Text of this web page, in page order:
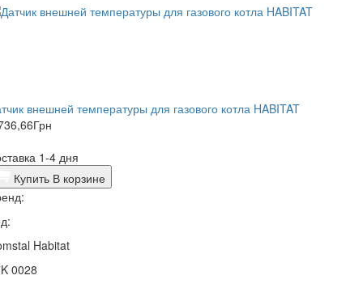
внешней температуры для газового котла HABITAT
Грн
1-4 дня
Купить В корзине
Habitat
0028